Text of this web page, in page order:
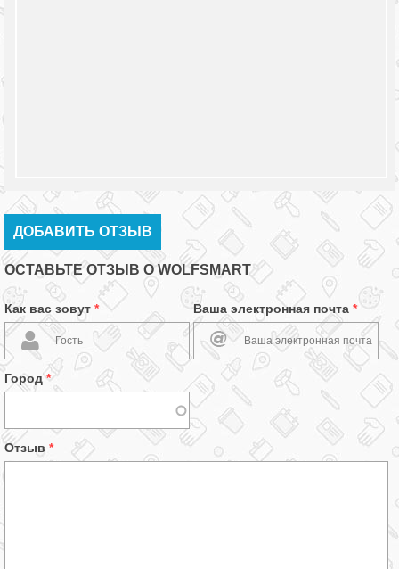
ДОБАВИТЬ ОТЗЫВ
ОСТАВЬТЕ ОТЗЫВ О WOLFSMART
Как вас зовут * Ваша электронная почта *
Город*
Отзыв *